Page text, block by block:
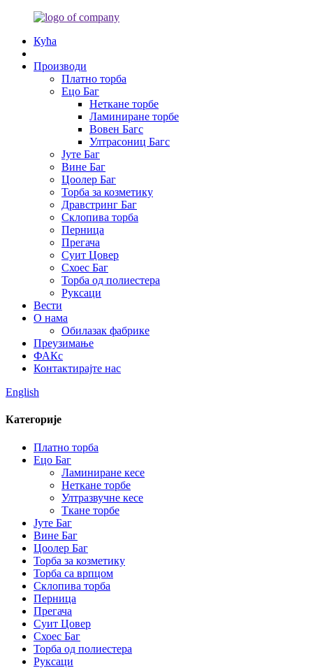
Кућа
Производи
Платно торба
Ецо Баг
Неткане торбе
Ламиниране торбе
Вовен Багс
Ултрасониц Багс
Јуте Баг
Вине Баг
Цоолер Баг
Торба за козметику
Дравстринг Баг
Склопива торба
Перница
Прегача
Суит Цовер
Схоес Баг
Торба од полиестера
Руксаци
Вести
О нама
Обилазак фабрике
Преузимање
ФАКс
Контактирајте нас
English
Категорије
Платно торба
Ецо Баг
Ламиниране кесе
Неткане торбе
Ултразвучне кесе
Ткане торбе
Јуте Баг
Вине Баг
Цоолер Баг
Торба за козметику
Торба са врпцом
Склопива торба
Перница
Прегача
Суит Цовер
Схоес Баг
Торба од полиестера
Руксаци